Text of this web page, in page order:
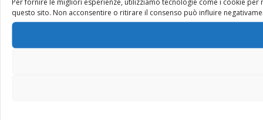
questo sito. Non acconsentire o ritirare il consenso può influire